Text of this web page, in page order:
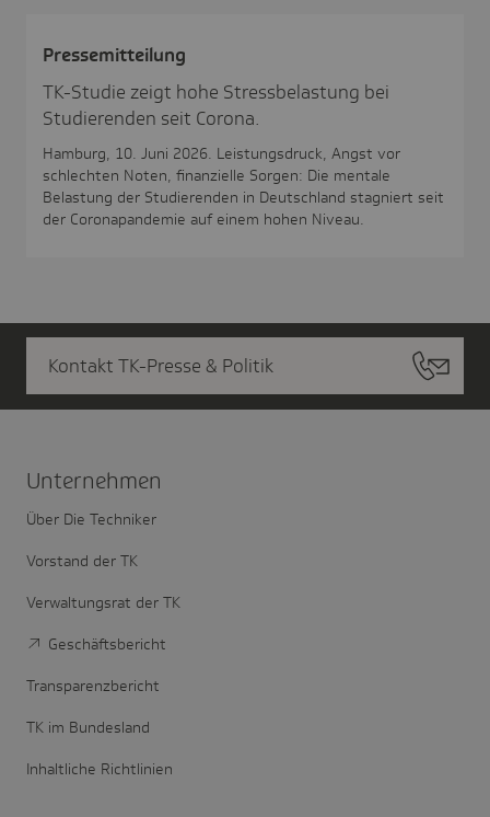
Pres­se­mit­tei­lung
TK-Studie zeigt hohe Stressbelastung bei
Studierenden seit Corona.
Hamburg, 10. Juni 2026. Leistungsdruck, Angst vor
schlechten Noten, finanzielle Sorgen: Die mentale
Belastung der Studierenden in Deutschland stagniert seit
der Coronapandemie auf einem hohen Niveau.
Kontakt TK-Presse & Politik
Unter­nehmen
Über Die Techniker
Vorstand der TK
Verwaltungsrat der TK
Geschäftsbericht
Transparenzbericht
TK im Bundesland
Inhaltliche Richtlinien